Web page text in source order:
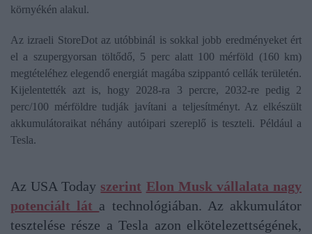
környékén alakul.
Az izraeli StoreDot az utóbbinál is sokkal jobb eredményeket ért
el a szupergyorsan töltődő, 5 perc alatt 100 mérföld (160 km)
megtételéhez elegendő energiát magába szippantó cellák területén.
Kijelentették azt is, hogy 2028-ra 3 percre, 2032-re pedig 2
perc/100 mérföldre tudják javítani a teljesítményt. Az elkészült
akkumulátoraikat néhány autóipari szereplő is teszteli. Például a
Tesla.
Az USA Today szerint Elon Musk vállalata nagy
potenciált lát a technológiában. Az akkumulátor
tesztelése része a Tesla azon elkötelezettségének,